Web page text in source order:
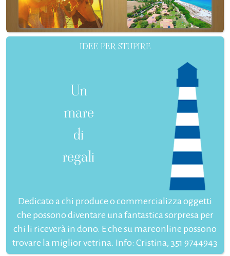
IDEE PER STUPIRE
Un
mare
di
regali
Dedicato a chi produce o commercializza oggetti
che possono diventare una fantastica sorpresa per
chi li riceverà in dono. E che su mareonline possono
trovare la miglior vetrina. Info: Cristina, 351 9744943